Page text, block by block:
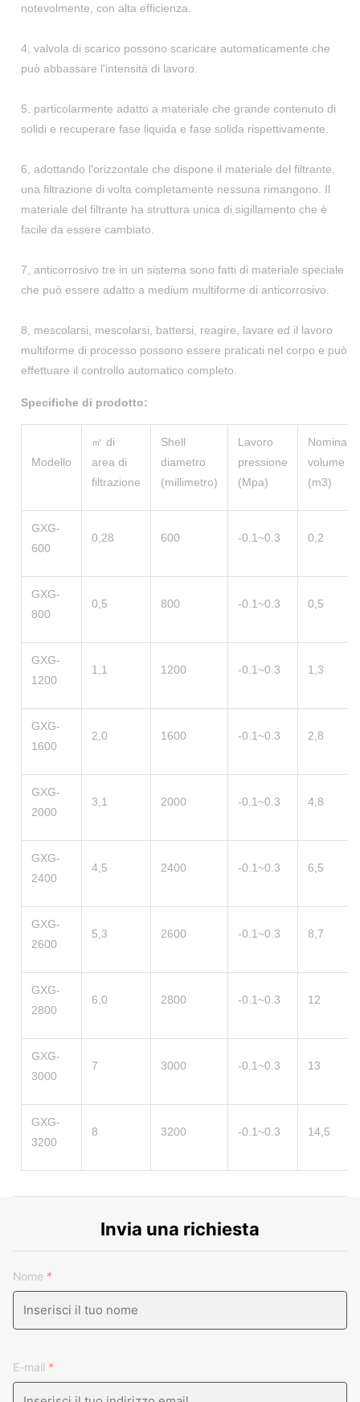
notevolmente, con alta efficienza.
4, valvola di scarico possono scaricare automaticamente che
può abbassare l'intensità di lavoro.
5, particolarmente adatto a materiale che grande contenuto di
solidi e recuperare fase liquida e fase solida rispettivamente.
6, adottando l'orizzontale che dispone il materiale del filtrante,
una filtrazione di volta completamente nessuna rimangono. Il
materiale del filtrante ha struttura unica di sigillamento che è
facile da essere cambiato.
7, anticorrosivo tre in un sistema sono fatti di materiale speciale
che può essere adatto a medium multiforme di anticorrosivo.
8, mescolarsi, mescolarsi, battersi, reagire, lavare ed il lavoro
multiforme di processo possono essere praticati nel corpo e può
effettuare il controllo automatico completo.
Specifiche di prodotto:
Modello
㎡ di
area di
filtrazione
Shell
diametro
(millimetro)
Lavoro
pressione
(Mpa)
Nominale
volume
(m3)
GXG-
600
0,28 600 -0.1~0.3 0,2
GXG-
800
0,5 800 -0.1~0.3 0,5
GXG-
1200
1,1 1200 -0.1~0.3 1,3
GXG-
1600
2,0 1600 -0.1~0.3 2,8
GXG-
2000
3,1 2000 -0.1~0.3 4,8
GXG-
2400
4,5 2400 -0.1~0.3 6,5
GXG-
2600
5,3 2600 -0.1~0.3 8,7
GXG-
2800
6,0 2800 -0.1~0.3 12
GXG-
3000
7 3000 -0.1~0.3 13
GXG-
3200
8 3200 -0.1~0.3 14,5
Invia una richiesta
Nome *
E-mail *